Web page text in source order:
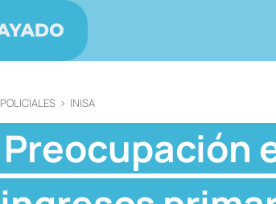
POLICIALES > INISA
Preocupación